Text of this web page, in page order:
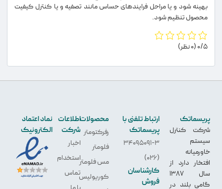
بهینه شود و یا مراحل فرایندهای حساس مانند تصفیه و یا کنترل کیفیت
محصول تنظیم شود.
0/5(0 نظر)
پریسماتک
شرکت کنترل
سیستم
خاورمیانه
افتخار دارد از
سال 1387
گامی بلند در
ارتباط تلفنی با
پریسماتک
34095091-3
(026)
کارشناسان
فروش
محصولات
رفرکتومتر
فلومتر
مس فلومتر
کوریولیس
اطلاعات
شرکت
اخبار
استخدام
تماس
نماد اعتماد
الکترونیک